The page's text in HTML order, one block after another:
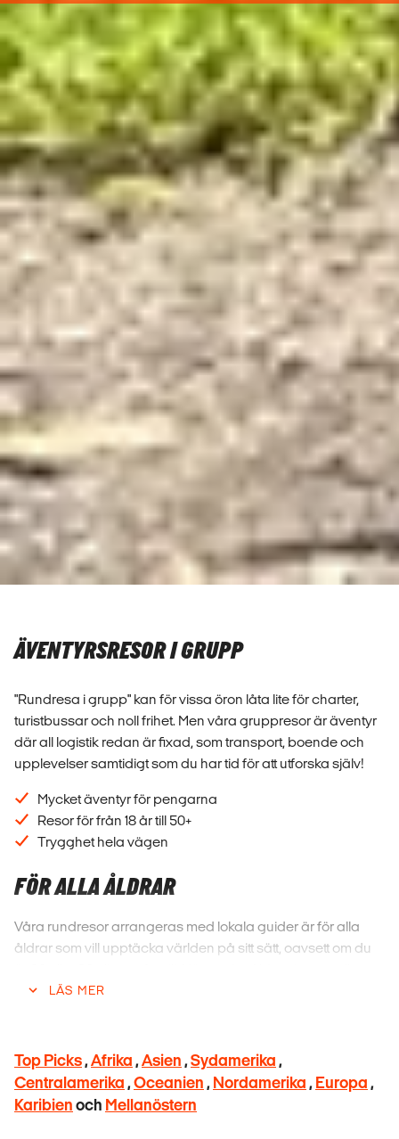
ÄVENTYRSRESOR I GRUPP
"Rundresa i grupp" kan för vissa öron låta lite för charter,
turistbussar och noll frihet. Men våra gruppresor är äventyr
där all logistik redan är fixad, som transport, boende och
upplevelser samtidigt som du har tid för att utforska själv!
Mycket äventyr för pengarna
Resor för från 18 år till 50+
Trygghet hela vägen
FÖR ALLA ÅLDRAR
Våra rundresor arrangeras med lokala guider är för alla
åldrar som vill upptäcka världen på sitt sätt, oavsett om du
bara reslusten! Res i en skön mix av åldrar och få ut mer av
😎 18-30 Somethings
👨‍👩‍👧‍👦 Family Tours
LÄS MER
Top Picks,Afrika ,Asien ,Sydamerika ,
Centralamerika ,Oceanien , Nordamerika , Europa ,
Karibien och Mellanöstern